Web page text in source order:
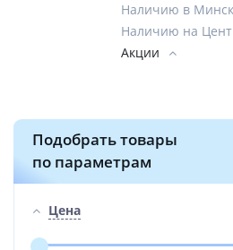
Наличию в
Наличию на
Акции
Подобрать товары
по параметрам
Цена